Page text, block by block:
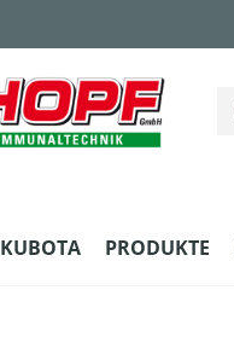
KUBOTA PRODUKTE